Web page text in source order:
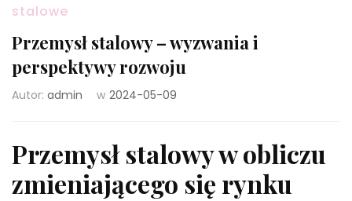
stalowe
Przemysł stalowy – wyzwania i
perspektywy rozwoju
Autor: admin w 2024-05-09
Przemysł stalowy w obliczu
zmieniającego się rynku